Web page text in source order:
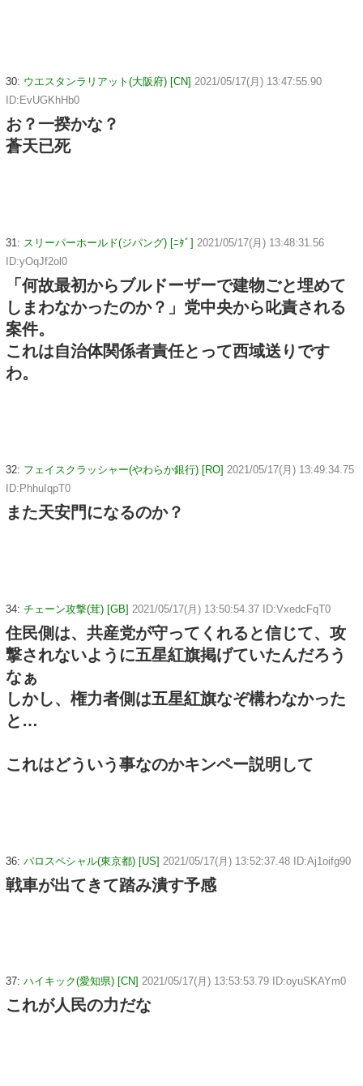
30: ウエスタンラリアット(大阪府) [CN] 2021/05/17(月) 13:47:55.90
ID:EvUGKhHb0
お？一揆かな？
蒼天已死
31: スリーパーホールド(ジパング) [ﾆﾀﾞ] 2021/05/17(月) 13:48:31.56
ID:yOqJf2ol0
「何故最初からブルドーザーで建物ごと埋めて
しまわなかったのか？」党中央から叱責される
案件。
これは自治体関係者責任とって西域送りです
わ。
32: フェイスクラッシャー(やわらか銀行) [RO] 2021/05/17(月) 13:49:34.75
ID:PhhuIqpT0
また天安門になるのか？
34: チェーン攻撃(茸) [GB] 2021/05/17(月) 13:50:54.37 ID:VxedcFqT0
住民側は、共産党が守ってくれると信じて、攻
撃されないように五星紅旗掲げていたんだろう
なぁ
しかし、権力者側は五星紅旗なぞ構わなかった
と…
これはどういう事なのかキンペー説明して
36: パロスペシャル(東京都) [US] 2021/05/17(月) 13:52:37.48 ID:Aj1oifg90
戦車が出てきて踏み潰す予感
37: ハイキック(愛知県) [CN] 2021/05/17(月) 13:53:53.79 ID:oyuSKAYm0
これが人民の力だな